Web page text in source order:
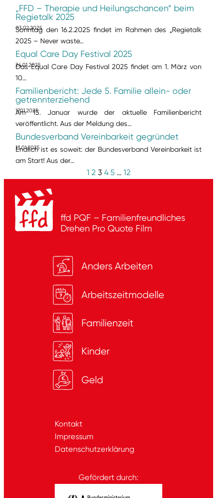
„FFD – Therapie und Heilungschancen“ beim
Regietalk 2025
03.02.2025
Sonntag den 16.2.2025 findet im Rahmen des „Regietalk
2025 – Never waste…
Equal Care Day Festival 2025
24.01.2025
Das Equal Care Day Festival 2025 findet am 1. März von
10…
Familienbericht: Jede 5. Familie allein- oder
getrennterziehend
17.01.2025
Am 15. Januar wurde der aktuelle Familienbericht
veröffentlicht. Aus der Meldung des…
Bundesverband Vereinbarkeit gegründet
13.01.2025
Endlich ist es soweit: der Bundesverband Vereinbarkeit ist
am Start! Aus der…
1 2 3 4 5 … 12
ffd PQF – Familienfreundliches
Drehen Pro Quote Film
Anders Arbeiten
Arbeitszeitmodelle
Familienzeit
Kinder
Geld
Kontakt
Impressum
Datenschutzerklärung
Gefördert durch: